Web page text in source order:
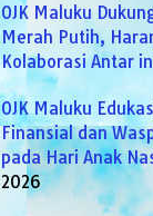
OJK Maluku
Merah Putih,
Kolaborasi Antar
OJK Maluku
Finansial dan
pada Hari Anak
2026